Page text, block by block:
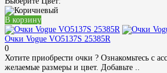
В корзину
Очки Vogue VO5137S 25385R
0
Хотите приобрести очки ? Ознакомьтесь с
желаемые размеры и цвет. Добавьте ..